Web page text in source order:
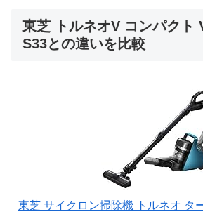
東芝 トルネオV コンパクト
S33との違いを比較
東芝 サイクロン掃除機 トルネオ タ